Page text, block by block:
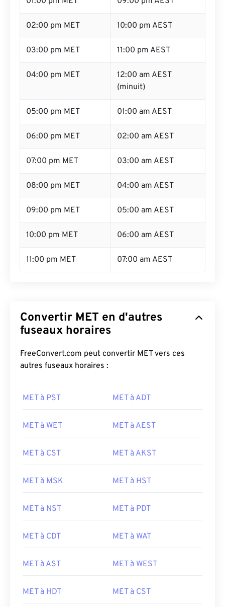
02:00 pm MET 10:00 pm AEST
03:00 pm MET 11:00 pm AEST
04:00 pm MET
12:00 am AEST
(minuit)
05:00 pm MET 01:00 am AEST
06:00 pm MET 02:00 am AEST
07:00 pm MET 03:00 am AEST
08:00 pm MET 04:00 am AEST
09:00 pm MET 05:00 am AEST
10:00 pm MET 06:00 am AEST
11:00 pm MET 07:00 am AEST
Convertir MET en d'autres
fuseaux horaires
FreeConvert.com peut convertir MET vers ces
autres fuseaux horaires :
MET à PST MET à ADT
MET à WET MET à AEST
MET à CST MET à AKST
MET à MSK MET à HST
MET à NST MET à PDT
MET à CDT MET à WAT
MET à AST MET à WEST
MET à HDT MET à CST